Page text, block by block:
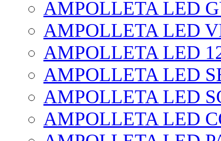
AMPOLLETA LED
AMPOLLETA LED
AMPOLLETA LED
AMPOLLETA LED
AMPOLLETA LED
AMPOLLETA LED